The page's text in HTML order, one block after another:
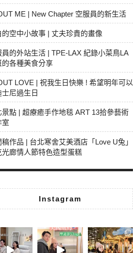
ME | New Chapter 空服員的新生活
的空中小故事 | 丈夫珍貴的畫像
員的外站生活 | TPE-LAX 紀錄小菜鳥LA
的各種美食分享
LOVE | 祝我生日快樂 ! 希望明年可以
士尼過生日
景點 | 超療癒手作地毯 ART 13拾參藝術
室
作品 | 台北寒舍艾美酒店「Love U兔」
光廊情人節特色造型蛋糕
Instagram